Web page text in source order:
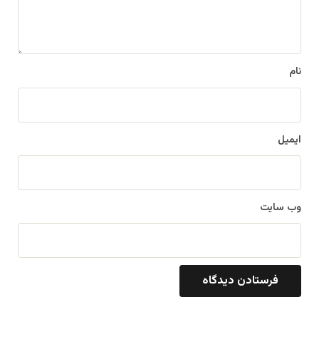
نام
ایمیل
وب‌ سایت